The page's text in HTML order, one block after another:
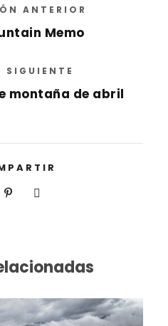
ANTERIOR
Memo
SIGUIENTE
montaña de abril